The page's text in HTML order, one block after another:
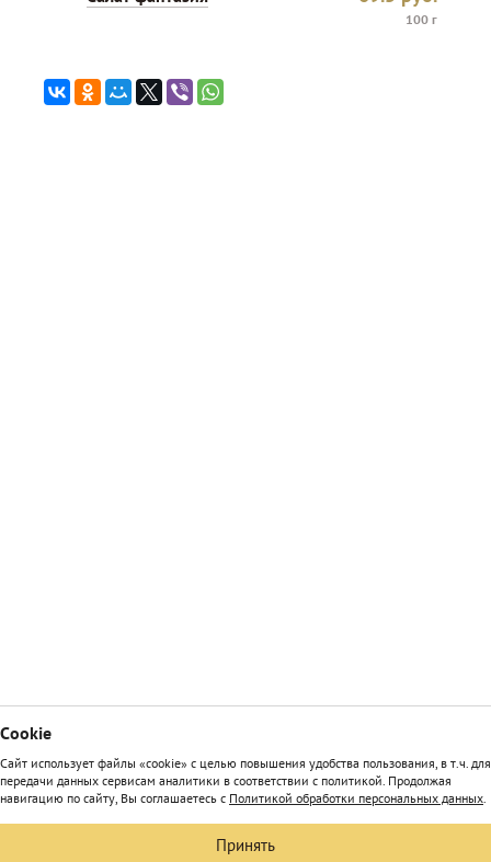
100 г
Сookie
Сайт использует файлы «cookie» с целью повышения удобства пользования, в т.ч. для
передачи данных сервисам аналитики в соответствии с политикой. Продолжая
навигацию по сайту, Вы соглашаетесь с Политикой обработки персональных данных.
Принять